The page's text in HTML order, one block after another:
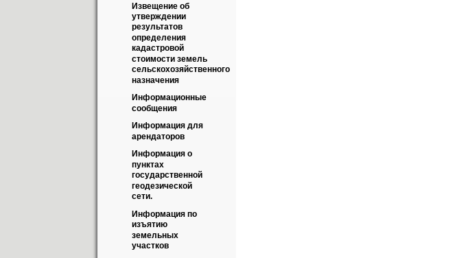
Извещение об
утверждении
результатов
определения
кадастровой
стоимости земель
сельскохозяйственного
назначения
Информационные
сообщения
Информация для
арендаторов
Информация о
пунктах
государственной
геодезической
сети.
Информация по
изъятию
земельных
участков